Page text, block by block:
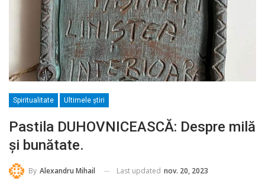
Spiritualitate Ultimele ştiri
Pastila DUHOVNICEASCĂ: Despre milă
și bunătate.
By Alexandru Mihail Last updated nov. 20, 2023